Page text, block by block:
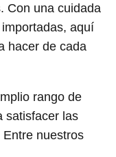
Con una cuidada
aquí
hacer de cada
rango de
satisfacer las
nuestros